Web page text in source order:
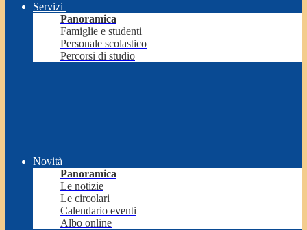
Servizi
Panoramica
Famiglie e studenti
Personale scolastico
Percorsi di studio
Novità
Panoramica
Le notizie
Le circolari
Calendario eventi
Albo online